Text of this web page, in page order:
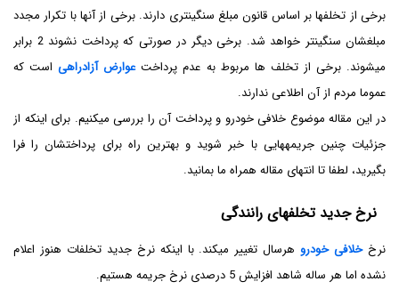
برخی از تخلف­­ها بر اساس قانون مبلغ سنگین­تری دارند. برخی از آنها با تکرار مجدد
مبلغ­شان سنگین­تر خواهد شد. برخی دیگر در صورتی که پرداخت نشوند 2 برابر
می­شوند. برخی از تخلف ها مربوط به عدم پرداختعوارض آزادراهیاست که
عموما مردم از آن اطلاعی ندارند.
در این مقاله موضوع خلافی خودرو و پرداخت آن را بررسی می­کنیم. برای اینکه از
جزئیات چنین جریمه­هایی با خبر شوید و بهترین راه برای پرداخت­شان را فرا
بگیرید، لطفا تا انتهای مقاله همراه ما بمانید.
نرخ جدید تخلف­های رانندگی
نرخخلافی خودرو هرسال تغییر می­کند. با اینکه نرخ جدید تخلفات هنوز اعلام
نشده اما هر ساله شاهد افزایش 5 درصدی نرخ جریمه هستیم.